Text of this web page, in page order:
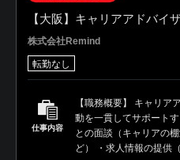
【大阪】キャリアアドバイ
株式会社Remind
転勤なし
仕事内容
【職務概要】 キャリア
動を一貫してサポート
との面談（キャリアの
ど） ・求人情報の提供